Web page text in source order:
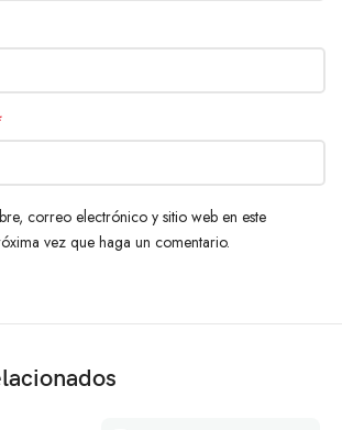
correo electrónico y sitio web en este
vez que haga un comentario.